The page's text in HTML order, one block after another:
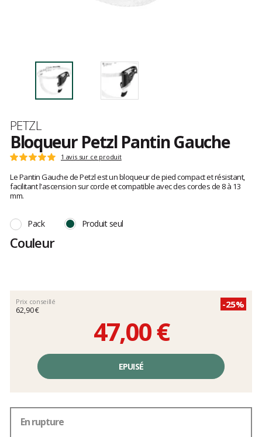
Marque
PETZL
Bloqueur Petzl Pantin Gauche
Les
clients
Note
:
5
sur
1 avis sur ce produit
Le Pantin Gauche de Petzl est un bloqueur de pied compact et résistant,
facilitant l'ascension sur corde et compatible avec des cordes de 8 à 13
mm.
Pack Produit seul
Couleur
Prix conseillé
62,90 €
-25%
47,00 €
unitaire,
EPUISÉ
En rupture